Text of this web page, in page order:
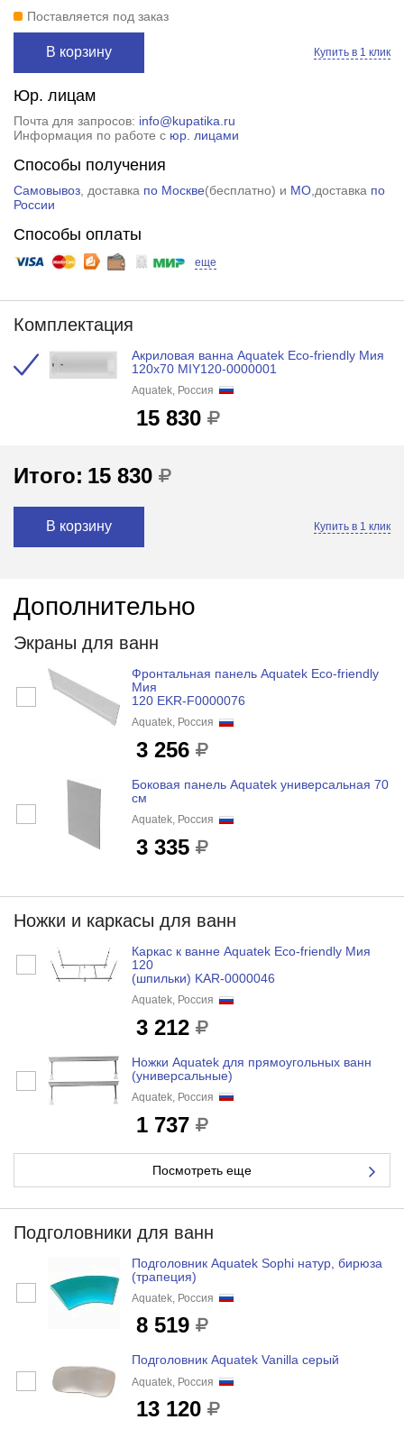
Поставляется под заказ
В корзину Купить в 1 клик
Юр. лицам
Почта для запросов: info@kupatika.ru
Информация по работе с юр. лицами
Способы получения
Самовывоз, доставка по Москве(бесплатно) и МО,доставка по
России
Способы оплаты
еще
Комплектация
Акриловая ванна Aquatek Eco-friendly Мия
120x70 MIY120-0000001
Aquatek, Россия
15 830
Итого: 15 830
В корзину Купить в 1 клик
Дополнительно
Экраны для ванн
Фронтальная панель Aquatek Eco-friendly
Мия
120 EKR-F0000076
Aquatek, Россия
3 256
Боковая панель Aquatek универсальная 70
см
Aquatek, Россия
3 335
Ножки и каркасы для ванн
Каркас к ванне Aquatek Eco-friendly Мия
120
(шпильки) KAR-0000046
Aquatek, Россия
3 212
Ножки Aquatek для прямоугольных ванн
(универсальные)
Aquatek, Россия
1 737
Посмотреть еще
Подголовники для ванн
Подголовник Aquatek Sophi натур, бирюза
(трапеция)
Aquatek, Россия
8 519
Подголовник Aquatek Vanilla серый
Aquatek, Россия
13 120